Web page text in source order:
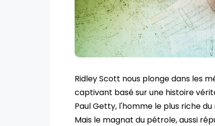
Ridley Scott nous plonge dans les
captivant basé sur une histoire
Paul Getty, l'homme le plus riche
Mais le magnat du pétrole, aussi